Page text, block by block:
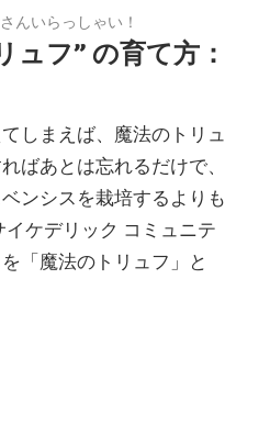
んいらっしゃい！
ュフ” の育て方：
しまえば、魔法のトリュ
ばあとは忘れるだけで、
ンシスを栽培するよりも
ケデリック コミュニテ
「魔法のトリュフ」と